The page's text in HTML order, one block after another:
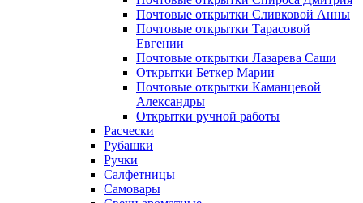
Почтовые открытки Сливковой Анны
Почтовые открытки Тарасовой
Евгении
Почтовые открытки Лазарева Саши
Открытки Беткер Марии
Почтовые открытки Каманцевой
Александры
Открытки ручной работы
Расчески
Рубашки
Ручки
Салфетницы
Самовары